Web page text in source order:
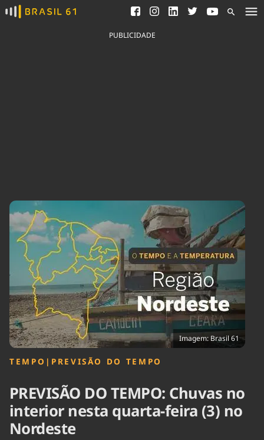
Ver todas as notícias
Saneamento
Indicadores
Agronegócios
Brasil
Brasil Mineral
Ciência &
Tecnologia
Cinema
Comportamento
Cultura
Economia
Educação
Infraestrutura
Internacional
Meio Ambiente
Podcast
Política
Saúde
Tempo
PUBLICIDADE
Imagem: Brasil 61
TEMPO | PREVISÃO DO TEMPO
PREVISÃO DO TEMPO: Chuvas no
interior nesta quarta-feira (3) no
Nordeste